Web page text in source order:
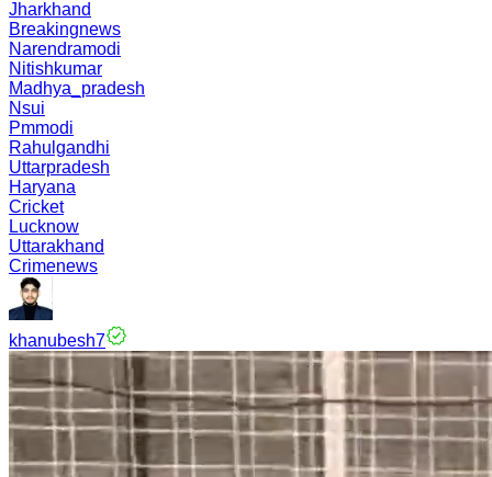
Jharkhand
Breakingnews
Narendramodi
Nitishkumar
Madhya_pradesh
Nsui
Pmmodi
Rahulgandhi
Uttarpradesh
Haryana
Cricket
Lucknow
Uttarakhand
Crimenews
khanubesh7